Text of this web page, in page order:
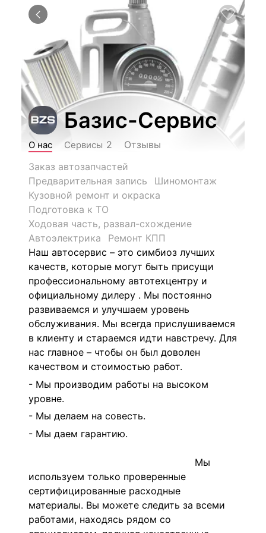
Базис-Сервис
О нас Сервисы 2
Отзывы
Заказ автозапчастей
Предварительная запись
Шиномонтаж
Кузовной ремонт и окраска
Подготовка к ТО
Ходовая часть, развал-схождение
Автоэлектрика
Ремонт КПП
Наш автосервис – это симбиоз лучших
качеств, которые могут быть присущи
профессиональному автотехцентру и
официальному дилеру . Мы постоянно
развиваемся и улучшаем уровень
обслуживания. Мы всегда прислушиваемся
в клиенту и стараемся идти навстречу. Для
нас главное – чтобы он был доволен
качеством и стоимостью работ.
- Мы производим работы на высоком
уровне.
- Мы делаем на совесть.
- Мы даем гарантию.
Мы
используем только проверенные
сертифицированные расходные
материалы. Вы можете следить за всеми
работами, находясь рядом со